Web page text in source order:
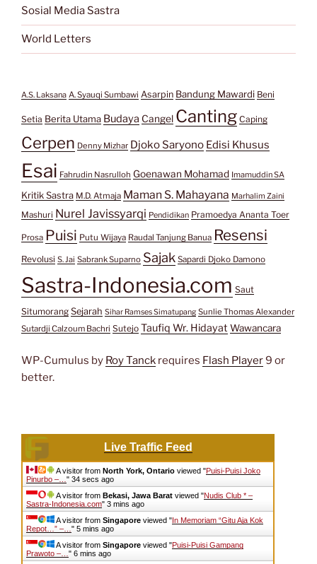
Sosial Media Sastra
World Letters
A.S. Laksana A. Syauqi Sumbawi Asarpin Bandung Mawardi Beni
Setia Berita Utama Budaya Cangel Canting Caping
Cerpen Denny Mizhar Djoko Saryono Edisi Khusus
Esai Fahrudin Nasrulloh Goenawan Mohamad Imamuddin SA
Kritik Sastra M.D. Atmaja Maman S. Mahayana Marhalim Zaini
Mashuri Nurel Javissyarqi Pendidikan Pramoedya Ananta Toer
Prosa Puisi Putu Wijaya Raudal Tanjung Banua Resensi
Revolusi S. Jai Sabrank Suparno Sajak Sapardi Djoko Damono
Sastra-Indonesia.com Saut
Situmorang Sejarah Sihar Ramses Simatupang Sunlie Thomas Alexander
Sutardji Calzoum Bachri Sutejo Taufiq Wr. Hidayat Wawancara
WP-Cumulus by Roy Tanck requires Flash Player9 or
better.
Live Traffic Feed
A visitor from North York, Ontario viewed "Puisi-Puisi Joko
Pinurbo –… " 35 secs ago
A visitor from Bekasi, Jawa Barat viewed "Nudis Club * –
Sastra-Indonesia.com" 3 mins ago
A visitor from Singapore viewed "In Memoriam “Gitu Aja Kok
Repot…” –… " 5 mins ago
A visitor from Singapore viewed "Puisi-Puisi Gampang
Prawoto –… " 6 mins ago